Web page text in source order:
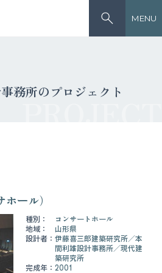
MENU
務所のプロジェクト
PROJECT
ール）
種別：
コンサートホール
地域：
山形県
設計者： 伊藤喜三郎建築研究所
本
間利雄設計事務所
現代建
築研究所
完成年： 2001